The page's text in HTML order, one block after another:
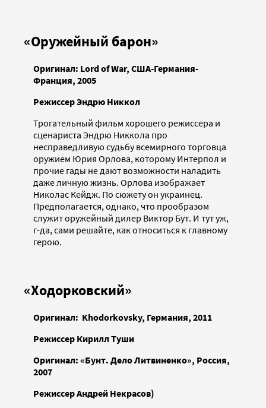
«Оружейный барон»
Оригинал: LordofWar, США-Германия-
Франция, 2005
Режиссер Эндрю Никкол
Трогательный фильм хорошего режиссера и
сценариста Эндрю Никкола про
несправедливую судьбу всемирного торговца
оружием Юрия Орлова, которому Интерпол и
прочие гады не дают возможности наладить
даже личную жизнь. Орлова изображает
Николас Кейдж. По сюжету он украинец.
Предполагается, однако, что прообразом
служит оружейный дилер Виктор Бут. И тут уж,
г-да, сами решайте, как относиться к главному
герою.
«Ходорковский»
Оригинал: Khodorkovsky, Германия, 2011
Режиссер Кирилл Туши
Оригинал: «Бунт. Дело Литвиненко», Россия,
2007
Режиссер Андрей Некрасов)